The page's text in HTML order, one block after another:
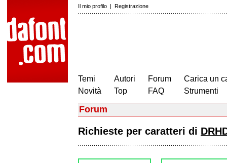
Il mio profilo | Registrazione
Temi
Novità
Autori
Top
Forum
FAQ
Carica un
Strumenti
Forum
Richieste per caratteri di